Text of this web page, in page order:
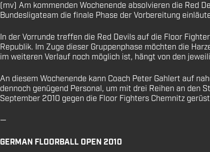
(mv) Am kommenden Wochenende absolvieren die Red
Bundesligateam die finale Phase der Vorbereitung
In der Vorrunde treffen die Red Devils auf die Floor
Republik. Im Zuge dieser Gruppenphase möchten die
im weiteren Verlauf noch möglich ist, hängt von den
An diesem Wochenende kann Coach Peter Gahlert auf
dennoch genügend Personal, um mit drei Reihen an den
September 2010 gegen die Floor Fighters Chemnitz
—
GERMAN FLOORBALL OPEN 2010